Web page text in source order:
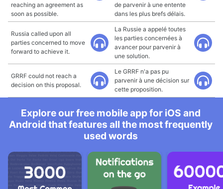
reaching an agreement as
soon as possible.
de parvenir à une entente
dans les plus brefs délais.
Russia called upon all
parties concerned to move
forward to achieve it.
La Russie a appelé toutes
les parties concernées à
avancer pour parvenir à
une solution.
GRRF could not reach a
decision on this proposal.
Le GRRF n'a pas pu
parvenir à une décision sur
cette proposition.
Explore our free mobile app for iOS and
Android that features all the most frequently
used words